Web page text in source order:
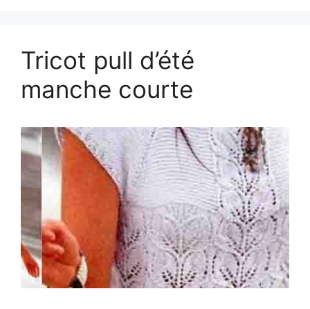
Tricot pull d’été
manche courte